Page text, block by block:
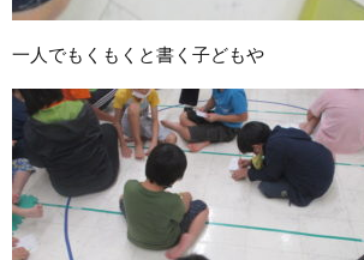
一人でもくもくと書く子どもや